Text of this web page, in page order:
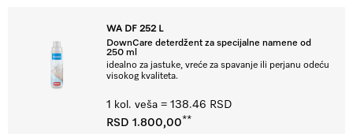
WA DF 252 L
DownCare deterdžent za specijalne namene od
250 ml
idealno za jastuke, vreće za spavanje ili perjanu odeću
visokog kvaliteta.
1 kol. veša = 138.46 RSD
RSD 1.800,00**